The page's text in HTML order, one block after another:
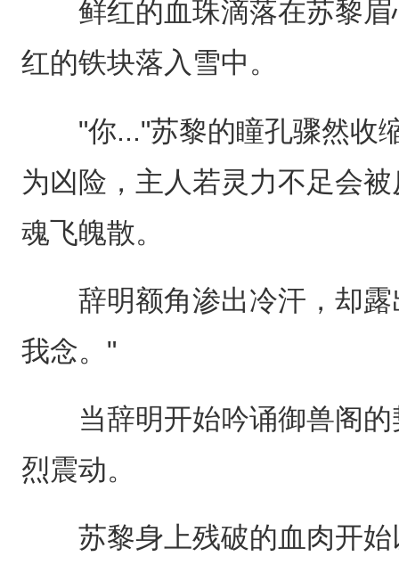
鲜红的血珠滴落在苏黎眉
红的铁块落入雪中。
"你..."苏黎的瞳孔骤然收
为凶险，主人若灵力不足会
魂飞魄散。
辞明额角渗出冷汗，却露
我念。"
当辞明开始吟诵御兽阁的
烈震动。
苏黎身上残破的血肉开始